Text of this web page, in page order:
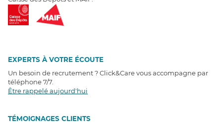
EXPERTS À VOTRE ÉCOUTE
Un besoin de recrutement ? Click&Care vous accompagne par
téléphone 7/7
Être rappelé aujourd'hui
TÉMOIGNAGES CLIENTS